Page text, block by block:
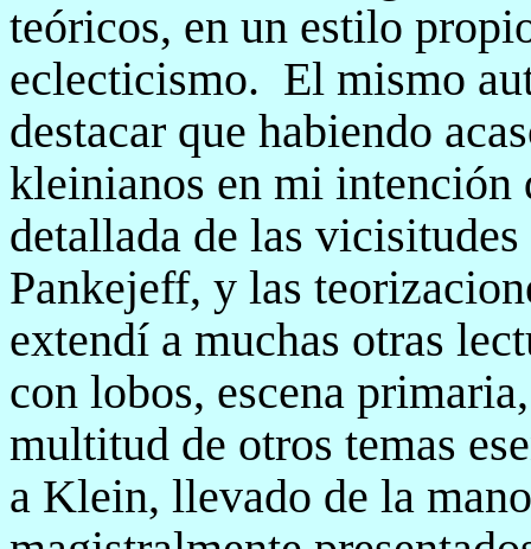
teóricos, en un estilo
eclecticismo. El mismo
destacar que habiendo
kleinianos en mi
detallada de las
Pankejeff, y las
extendí a muchas otras
con lobos, escena
multitud de otros temas
a Klein, llevado de la